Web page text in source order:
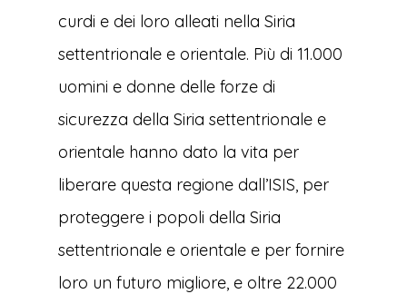
curdi e dei loro alleati nella Siria
settentrionale e orientale. Più di 11.000
uomini e donne delle forze di
sicurezza della Siria settentrionale e
orientale hanno dato la vita per
liberare questa regione dall’ISIS, per
proteggere i popoli della Siria
settentrionale e orientale e per fornire
loro un futuro migliore, e oltre 22.000